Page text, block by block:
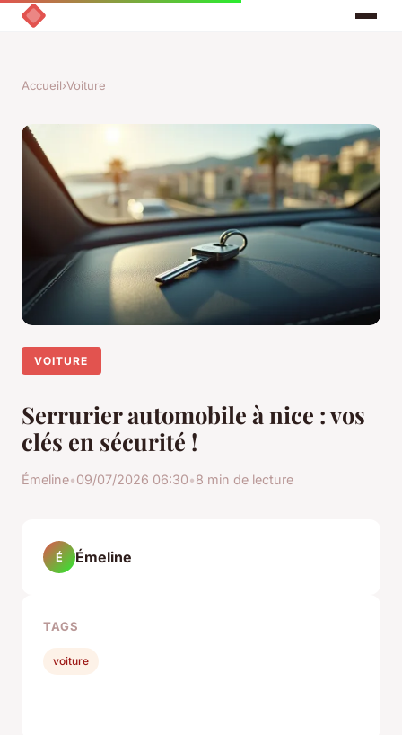
Accueil›Voiture
VOITURE
Serrurier automobile à nice : vos
clés en sécurité !
Émeline•09/07/2026 06:30•8 min de lecture
É Émeline
TAGS
voiture